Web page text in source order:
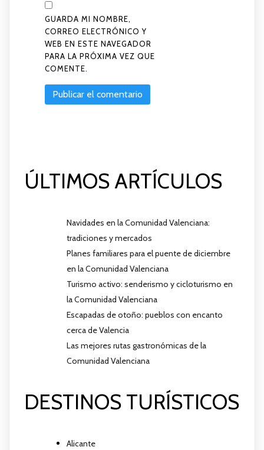
GUARDA MI NOMBRE,
CORREO ELECTRÓNICO Y
WEB EN ESTE NAVEGADOR
PARA LA PRÓXIMA VEZ QUE
COMENTE.
ÚLTIMOS ARTÍCULOS
Navidades en la Comunidad Valenciana:
tradiciones y mercados
Planes familiares para el puente de diciembre
en la Comunidad Valenciana
Turismo activo: senderismo y cicloturismo en
la Comunidad Valenciana
Escapadas de otoño: pueblos con encanto
cerca de Valencia
Las mejores rutas gastronómicas de la
Comunidad Valenciana
DESTINOS TURÍSTICOS
Alicante